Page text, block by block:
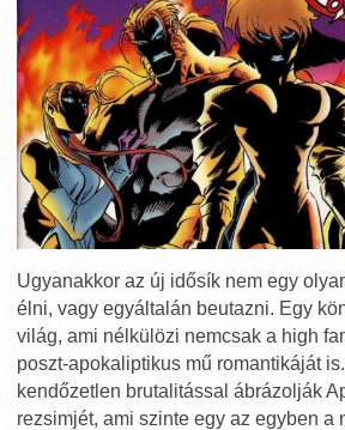
Ugyanakkor az új idősík nem egy
élni, vagy egyáltalán beutazni. Egy
világ, ami nélkülözi nemcsak a high
poszt-apokaliptikus mű romantikáját
kendőzetlen brutalitással ábrázolják
rezsimjét, ami szinte egy az egyben a